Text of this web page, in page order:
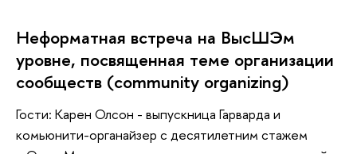
Неформатная встреча на ВысШЭм
уровне, посвященная теме организации
сообществ (community organizing)
Гости: Карен Олсон - выпускница Гарварда и
комьюнити-органайзер с десятилетним стажем